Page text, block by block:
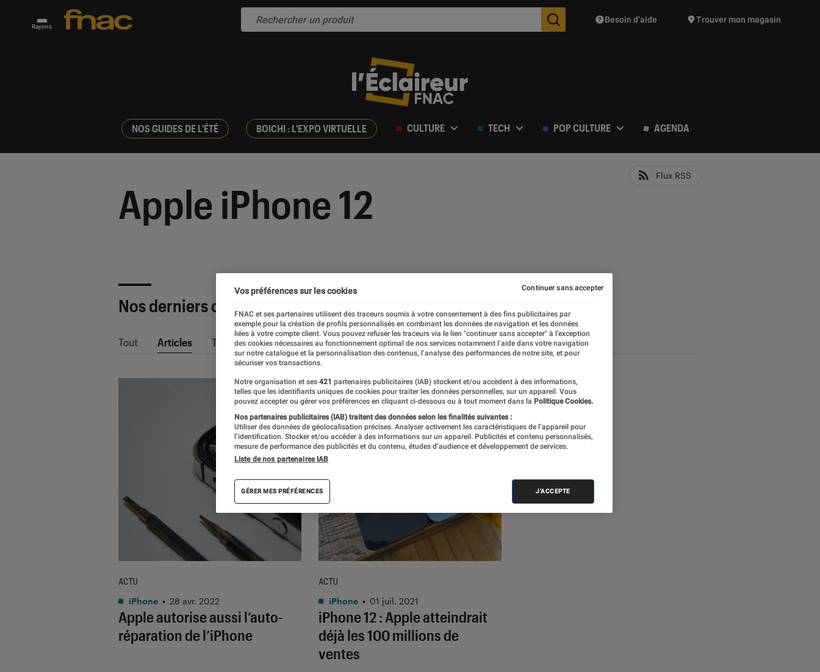
Rayons Des suggestions de produits vont vous être proposées
Besoin d’aide Trouver mon magasin
NOS GUIDES DE L'ÉTÉ BOICHI : L'EXPO VIRTUELLE CULTURE TECH POP CULTURE AGENDA
Apple iPhone 12
Flux RSS
Nos derniers contenus
Tout Articles Tests
Apple autorise aussi l’auto-
réparation de l’iPhone
ACTU
iPhone • 28 avr. 2022
iPhone 12 : Apple atteindrait
déjà les 100 millions de
ventes
ACTU
iPhone • 01 juil. 2021
Vos préférences sur les cookies
FNAC et ses partenaires utilisent des traceurs soumis à votre consentement à des fins publicitaires par
exemple pour la création de profils personnalisés en combinant les données de navigation et les données
liées à votre compte client. Vous pouvez refuser les traceurs via le lien "continuer sans accepter" à l’exception
des cookies nécessaires au fonctionnement optimal de nos services notamment l’aide dans votre navigation
sur notre catalogue et la personnalisation des contenus, l’analyse des performances de notre site, et pour
sécuriser vos transactions.
Notre organisation et ses 421 partenaires publicitaires (IAB) stockent et/ou accèdent à des informations,
telles que les identifiants uniques de cookies pour traiter les données personnelles, sur un appareil. Vous
pouvez accepter ou gérer vos préférences en cliquant ci-dessous ou à tout moment dans la Politique Cookies.
Nos partenaires publicitaires (IAB) traitent des données selon les finalités suivantes :
Utiliser des données de géolocalisation précises. Analyser activement les caractéristiques de l’appareil pour
l’identification. Stocker et/ou accéder à des informations sur un appareil. Publicités et contenu personnalisés,
mesure de performance des publicités et du contenu, études d’audience et développement de services.
Liste de nos partenaires IAB
GÉRER MES PRÉFÉRENCES J'ACCEPTE
Continuer sans accepter